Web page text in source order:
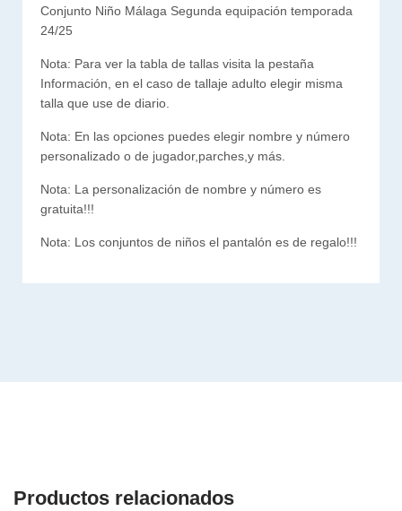
Conjunto Niño Málaga Segunda equipación temporada
24/25
Nota: Para ver la tabla de tallas visita la pestaña
Información, en el caso de tallaje adulto elegir misma
talla que use de diario.
Nota: En las opciones puedes elegir nombre y número
personalizado o de jugador,parches,y más.
Nota: La personalización de nombre y número es
gratuita!!!
Nota: Los conjuntos de niños el pantalón es de regalo!!!
Productos relacionados